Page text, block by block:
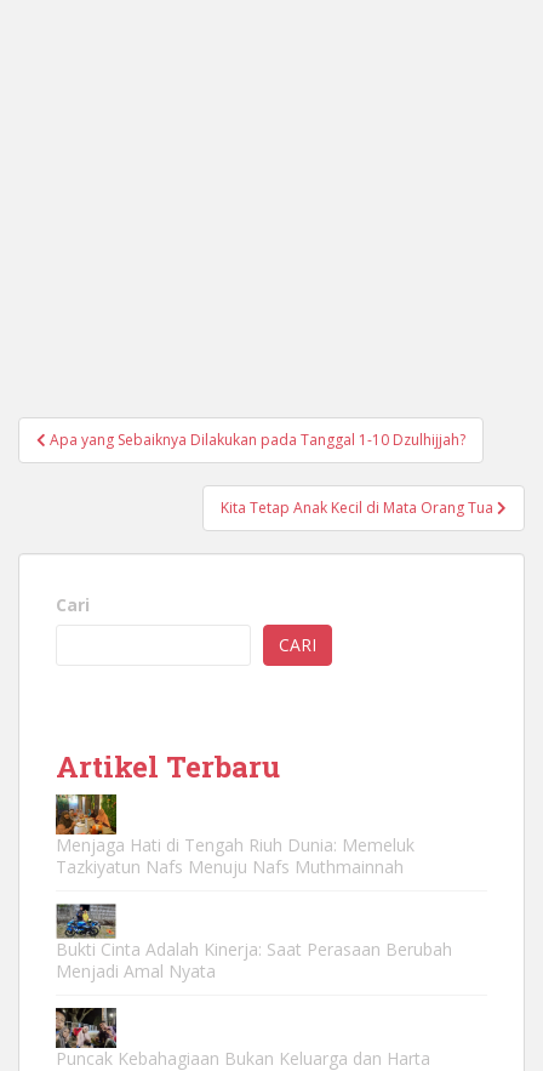
Navigasi
pos
Apa yang Sebaiknya Dilakukan pada Tanggal 1-10 Dzulhijjah?
Kita Tetap Anak Kecil di Mata Orang Tua
Cari
CARI
Artikel Terbaru
Menjaga Hati di Tengah Riuh Dunia: Memeluk
Tazkiyatun Nafs Menuju Nafs Muthmainnah
Bukti Cinta Adalah Kinerja: Saat Perasaan Berubah
Menjadi Amal Nyata
Puncak Kebahagiaan Bukan Keluarga dan Harta